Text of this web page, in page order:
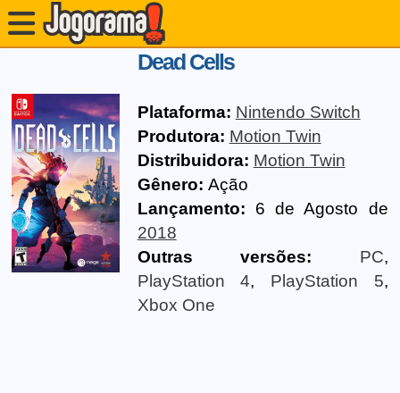
Dead Cells
Plataforma: Nintendo Switch
Produtora: Motion Twin
Distribuidora: Motion Twin
Gênero: Ação
Lançamento: 6 de Agosto de
2018
Outras versões:
PC,
PlayStation 4, PlayStation 5,
Xbox One